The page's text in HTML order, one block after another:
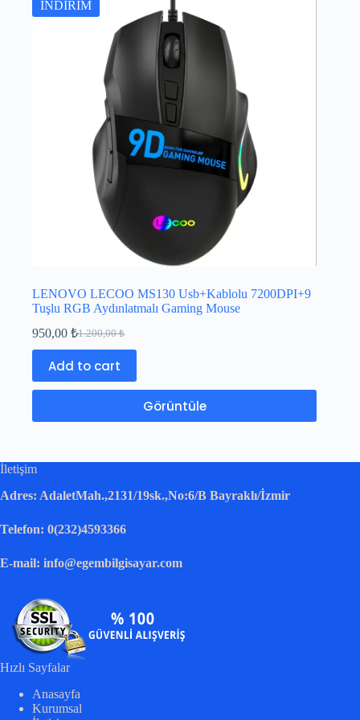
İNDİRİM
LENOVO LECOO MS130 Usb+Kablolu 7200DPI+9
Tuşlu RGB Aydınlatmalı Gaming Mouse
1.200,00₺
950,00 ₺
Add to cart
Görüntüle
İletişim
Adres: AdaletMah.,2131/19sk.,No:6/B Bayraklı/İzmir
Telefon: 0(232)4593366
E-mail: info@egembilgisayar.com
Hızlı Sayfalar
Anasayfa
Kurumsal